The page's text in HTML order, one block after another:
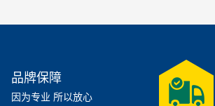
品牌保障
因为专业 所以放心